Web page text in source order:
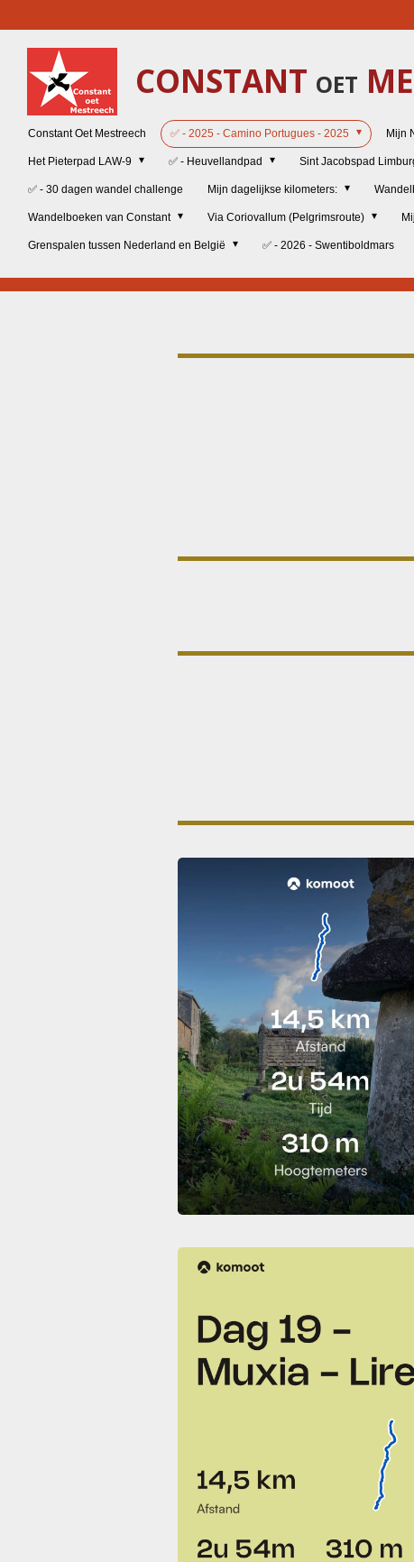
hoofdinhoud
CONSTANT OET
Constant Oet Mestreech ✅ - 2025 - Camino Portugues - 2025 Mijn
Het Pieterpad LAW-9 ✅ - Heuvellandpad Sint Jacobspad
✅ - 30 dagen wandel challenge Mijn dagelijkse kilometers:
Wandelboeken van Constant Via Coriovallum (Pelgrimsroute)
Grenspalen tussen Nederland en België ✅ - 2026 - Swentiboldmars